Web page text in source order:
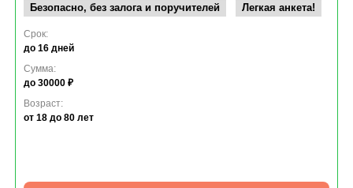
Безопасно, без залога и поручителей
Легкая анкета!
Срок:
до 16 дней
Сумма:
до 30000 ₽
Возраст:
от 18 до 80 лет